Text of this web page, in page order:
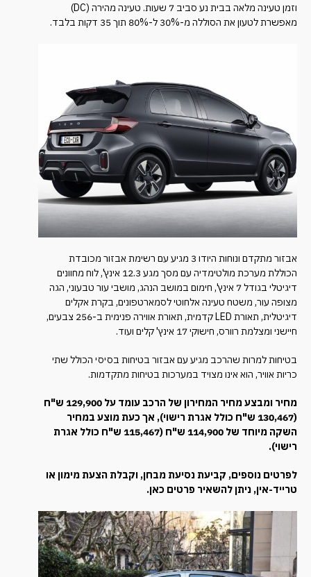
וזמן טעינה מלאה בבית נע סביב 7 שעות. טעינה מהירה (DC)
מאפשרת לטעון את הסוללה מ-30% ל-80% תוך 35 דקות בלבד.
אבזור מתקדם ונוחות היודו 3 מגיע עם רשימת אבזור מכובדת
הכוללת מערכת מולטימדיה עם מסך מגע 12.3 אינץ', לוח מחוונים
דיגיטלי בגודל 7 אינץ', חימום במושב הנהג, מושבי עור טבעוני, הגה
מצופה עור, משטח טעינה אלחוטי לסמארטפונים, בקרת אקלים
דיגיטלית, תאורת LED קדמית, תאורת אווירה פנימית ב-256 צבעים,
חיישני ומצלמת רוורס, חישוקי 17 אינץ' קלים ועוד.
בטיחות למרות שהרכב מגיע עם אבזור בטיחות בסיסי הכולל שתי
כריות אוויר, הוא אינו מצויד במערכות בטיחות מתקדמות.
מחיר ומבצע מחיר המחירון של הרכב עומד על 129,900 ש"ח
(130,467 ש"ח כולל אגרת רישוי), אך כעת מוצע במחיר
השקה מיוחד של 114,900 ש"ח (115,467 ש"ח כולל אגרת
רישוי).
לפרטים נוספים, קביעת נסיעת מבחן, וקבלת הצעת מימון או
טרייד-אין, ניתן להשאיר פרטים כאן.